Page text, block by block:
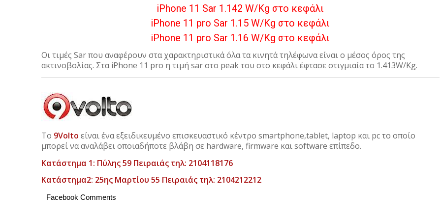
iPhone 11 Sar 1.142 W/Kg στο κεφάλι
iPhone 11 pro Sar 1.15 W/Kg στο κεφάλι
iPhone 11 pro Sar 1.16 W/Kg στο κεφάλι
Oι τιμές Sar που αναφέρουν στα χαρακτηριστικά όλα τα κινητά τηλέφωνα είναι ο μέσος όρος της
ακτινοβολίας. Στα iPhone 11 pro η τιμή sar στο peak του στο κεφάλι έφτασε στιγμιαία το 1.413W/Kg.
Το 9Volto είναι ένα εξειδικευμένο επισκευαστικό κέντρο smartphone,tablet, laptop και pc το οποίο
μπορεί να αναλάβει οποιαδήποτε βλάβη σε hardware, firmware και software επίπεδο.
Κατάστημα 1: Πύλης 59 Πειραιάς τηλ: 2104118176
Κατάστημα2: 25ης Μαρτίου 55 Πειραιάς τηλ: 2104212212
Facebook Comments